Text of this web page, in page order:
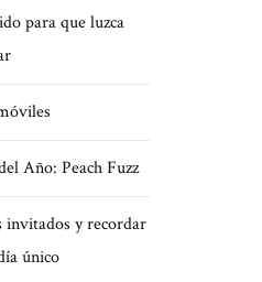
para que luzca
Año: Peach Fuzz
invitados y recordar
único